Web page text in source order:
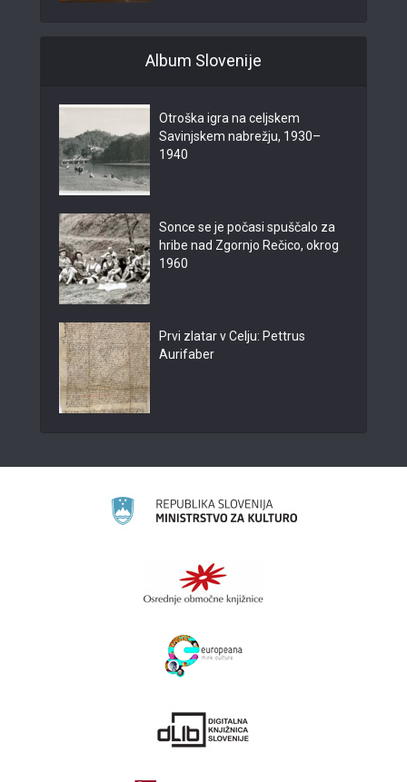
Album Slovenije
Otroška igra na celjskem
Savinjskem nabrežju, 1930–
1940
Sonce se je počasi spuščalo za
hribe nad Zgornjo Rečico, okrog
1960
Prvi zlatar v Celju: Pettrus
Aurifaber